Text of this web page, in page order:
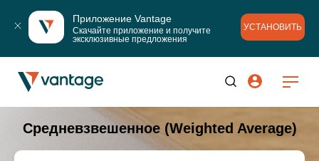
Приложение Vantage
Скачайте приложение и получите
эксклюзивные предложения
УСТАНОВИТЬ
Средневзвешенное (Weighted Average)